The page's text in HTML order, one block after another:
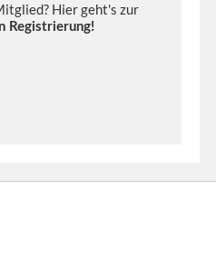
Hier geht's zur
Registrierung!